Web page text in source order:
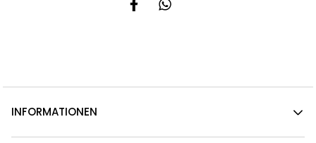
INFORMATIONEN